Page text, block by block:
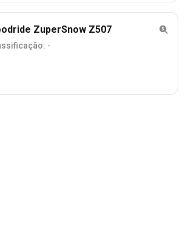
ZuperSnow Z507
-